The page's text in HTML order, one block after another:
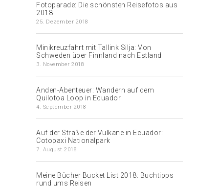
Fotoparade: Die schönsten Reisefotos aus
2018
25. Dezember 2018
Minikreuzfahrt mit Tallink Silja: Von
Schweden über Finnland nach Estland
3. November 2018
Anden-Abenteuer: Wandern auf dem
Quilotoa Loop in Ecuador
4. September 2018
Auf der Straße der Vulkane in Ecuador:
Cotopaxi Nationalpark
7. August 2018
Meine Bücher Bucket List 2018: Buchtipps
rund ums Reisen